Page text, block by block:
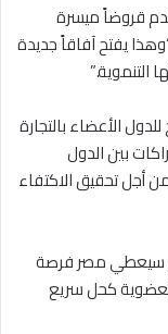
قروضاً ميسرة
“وهذا يفتح آفاقاً جديدة
الأعضاء بالتجارة
بين الدول
أجل تحقيق الاكتفاء
سيعطي مصر فرصة
كحل سريع